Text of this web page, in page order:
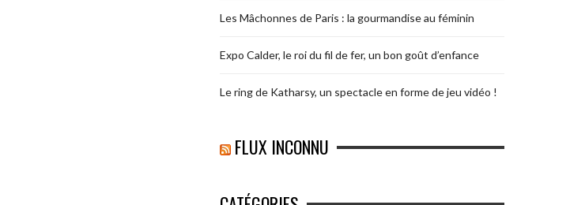
Les Mâchonnes de Paris : la gourmandise au féminin
Expo Calder, le roi du fil de fer, un bon goût d’enfance
Le ring de Katharsy, un spectacle en forme de jeu vidéo !
FLUX INCONNU